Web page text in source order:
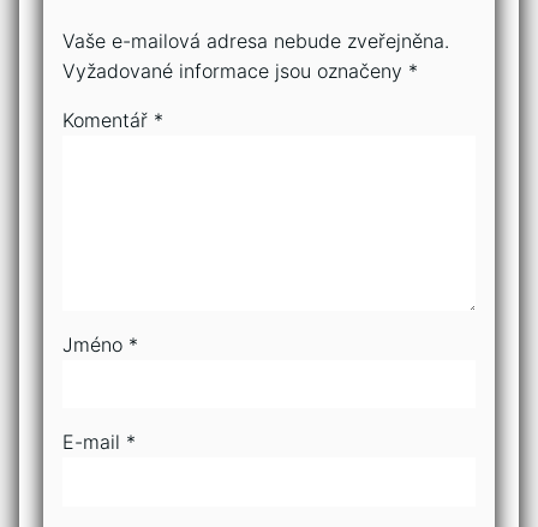
Vaše e-mailová adresa nebude zveřejněna.
Vyžadované informace jsou označeny *
Komentář *
Jméno *
E-mail *